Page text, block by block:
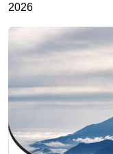
2026